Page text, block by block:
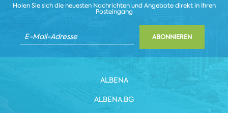
Holen Sie sich die neuesten Nachrichten und Angebote direkt in Ihren
Posteingang
ABONNIEREN
ALBENA
ALBENA.BG